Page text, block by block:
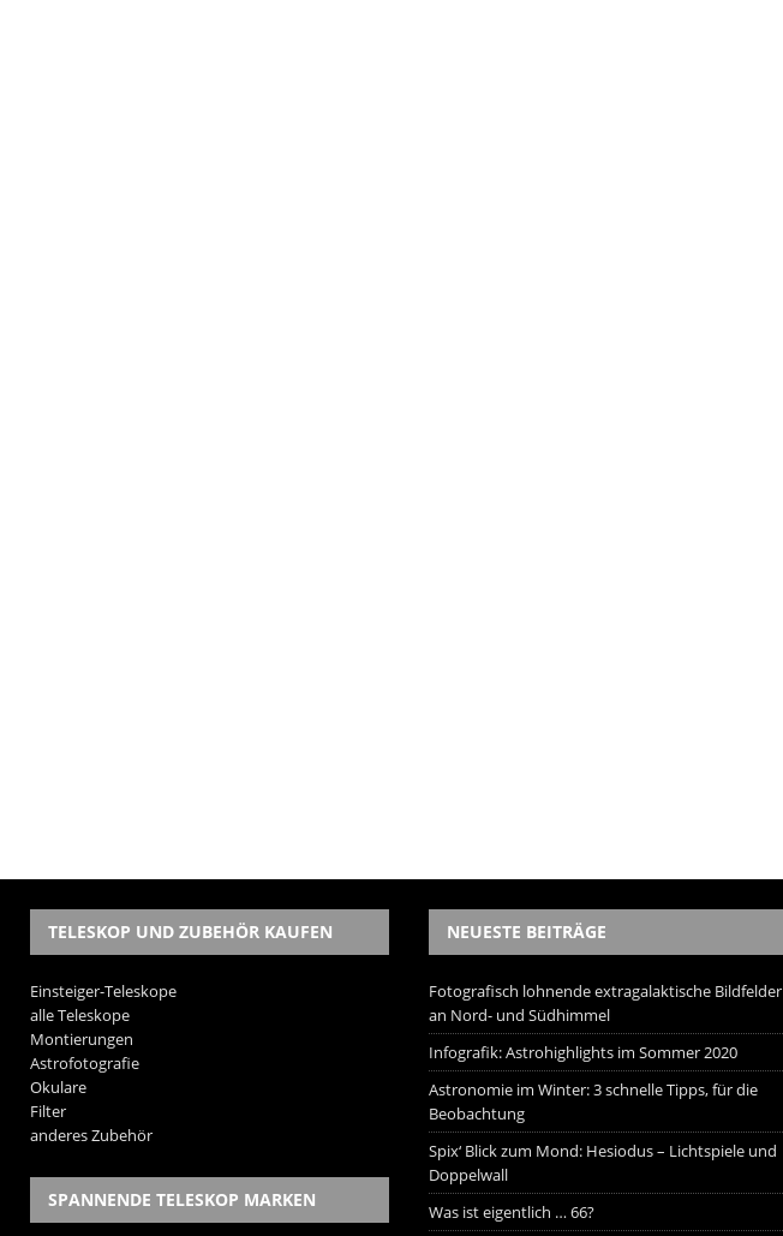
TELESKOP UND ZUBEHÖR KAUFEN
Einsteiger-Teleskope
alle Teleskope
Montierungen
Astrofotografie
Okulare
Filter
anderes Zubehör
SPANNENDE TELESKOP MARKEN
NEUESTE BEITRÄGE
Fotografisch lohnende extragalaktische Bildfelder
an Nord- und Südhimmel
Infografik: Astrohighlights im Sommer 2020
Astronomie im Winter: 3 schnelle Tipps, für die
Beobachtung
Spix‘ Blick zum Mond: Hesiodus – Lichtspiele und
Doppelwall
Was ist eigentlich … 66?